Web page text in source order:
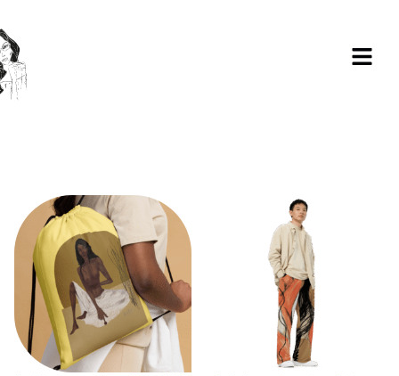
Formación | Ilustración holistic lifestyle | - CONTACTA -